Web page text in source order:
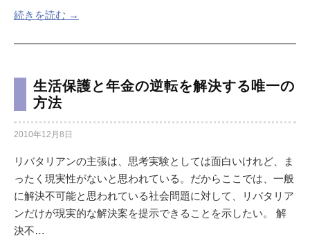
続きを読む →
生活保護と年金の逆転を解決する唯一の
方法
2010年12月8日
リバタリアンの主張は、思考実験としては面白いけれど、ま
ったく現実性がないと思われている。だからここでは、一般
に解決不可能と思われている社会問題に対して、リバタリア
ンだけが現実的な解決案を提示できることを示したい。 解
決不…